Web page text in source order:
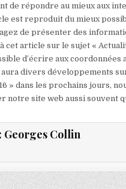
de répondre au mieux aux
est reproduit du mieux
de présenter des
cet article sur le sujet «
d’écrire aux coordonnées
divers développements
» dans les prochains jours,
notre site web aussi souvent
Georges Collin